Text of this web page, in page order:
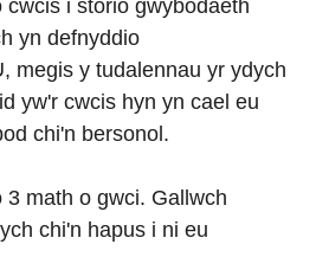
i storio gwybodaeth
yn defnyddio
megis y tudalennau yr ydych
yw'r cwcis hyn yn cael eu
chi'n bersonol.
math o gwci. Gallwch
chi'n hapus i ni eu